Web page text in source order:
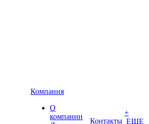
Компания
О
компании
Контакты
+
ЕЩЕ